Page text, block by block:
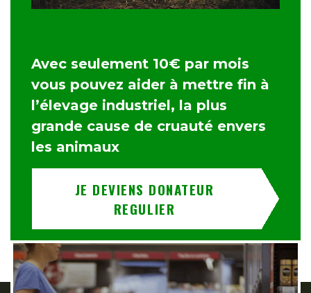
Avec seulement 10€ par mois
vous pouvez aider à mettre fin à
l’élevage industriel, la plus
grande cause de cruauté envers
les animaux
JE DEVIENS DONATEUR
REGULIER